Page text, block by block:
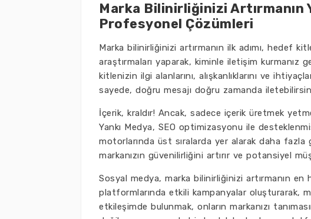
Marka Bilinirliğinizi Artırmanın
Profesyonel Çözümleri
Marka bilinirliğinizi artırmanın ilk adımı, hedef
araştırmaları yaparak, kiminle iletişim kurmanız
kitlenizin ilgi alanlarını, alışkanlıklarını ve
sayede, doğru mesajı doğru zamanda
İçerik, kraldır! Ancak, sadece içerik üretmek
Yankı Medya, SEO optimizasyonu ile
motorlarında üst sıralarda yer alarak daha fazla
markanızın güvenilirliğini artırır ve potansiyel
Sosyal medya, marka bilinirliğinizi artırmanın en
platformlarında etkili kampanyalar oluşturarak,
etkileşimde bulunmak, onların markanızı